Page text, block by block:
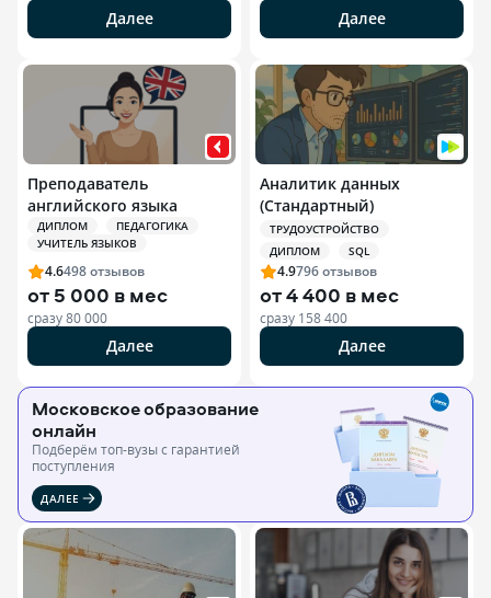
Далее Далее
Преподаватель
английского языка
ДИПЛОМ
ПЕДАГОГИКА
УЧИТЕЛЬ ЯЗЫКОВ
4.6498отзывов
от 5 000 в мес
сразу80 000
Далее
Аналитик данных
(Стандартный)
ТРУДОУСТРОЙСТВО
ДИПЛОМ
SQL
4.9796отзывов
от4 400 в мес
сразу 158 400
Далее
Московское образование
онлайн
Подберём топ-вузы c гарантией
поступления
ДАЛЕЕ